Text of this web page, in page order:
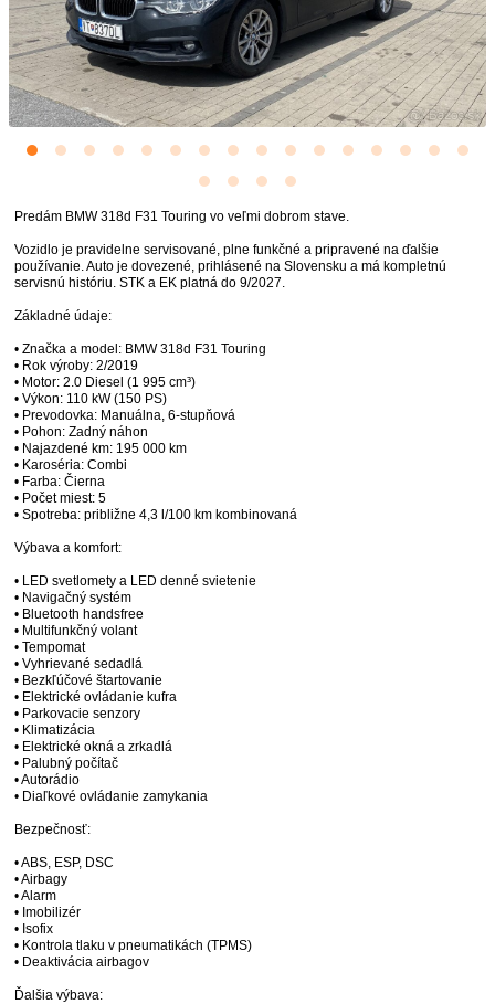
Predám BMW 318d F31 Touring vo veľmi dobrom stave.
Vozidlo je pravidelne servisované, plne funkčné a pripravené na ďalšie
používanie. Auto je dovezené, prihlásené na Slovensku a má kompletnú
servisnú históriu. STK a EK platná do 9/2027.
Základné údaje:
• Značka a model: BMW 318d F31 Touring
• Rok výroby: 2/2019
• Motor: 2.0 Diesel (1 995 cm³)
• Výkon: 110 kW (150 PS)
• Prevodovka: Manuálna, 6-stupňová
• Pohon: Zadný náhon
• Najazdené km: 195 000 km
• Karoséria: Combi
• Farba: Čierna
• Počet miest: 5
• Spotreba: približne 4,3 l/100 km kombinovaná
Výbava a komfort:
• LED svetlomety a LED denné svietenie
• Navigačný systém
• Bluetooth handsfree
• Multifunkčný volant
• Tempomat
• Vyhrievané sedadlá
• Bezkľúčové štartovanie
• Elektrické ovládanie kufra
• Parkovacie senzory
• Klimatizácia
• Elektrické okná a zrkadlá
• Palubný počítač
• Autorádio
• Diaľkové ovládanie zamykania
Bezpečnosť:
• ABS, ESP, DSC
• Airbagy
• Alarm
• Imobilizér
• Isofix
• Kontrola tlaku v pneumatikách (TPMS)
• Deaktivácia airbagov
Ďalšia výbava: